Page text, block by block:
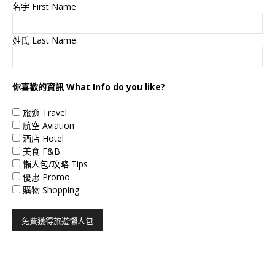
名字 First Name
姓氏 Last Name
你喜歡的資訊 What Info do you like?
旅遊 Travel
航空 Aviation
酒店 Hotel
美食 F&B
懶人包/攻略 Tips
優惠 Promo
購物 Shopping